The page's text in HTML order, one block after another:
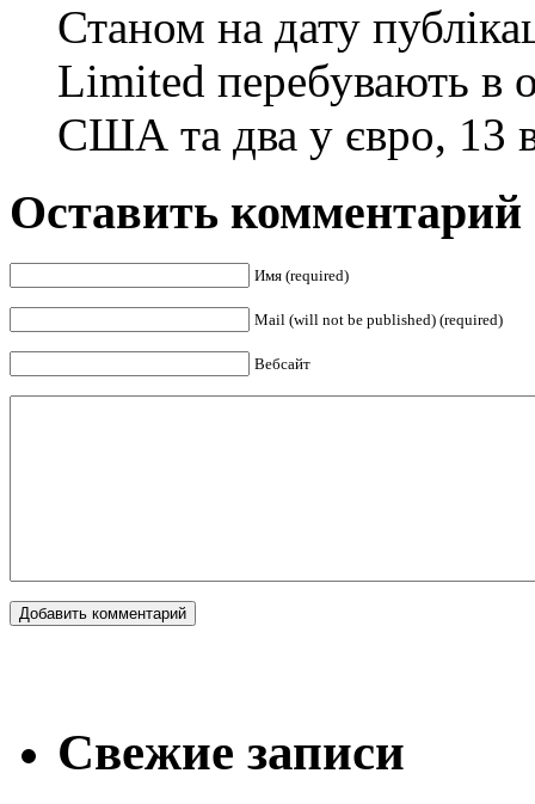
Станом на дату
Limited перебувають в
США та два у євро, 13
Оставить комментарий
Имя (required)
Mail (will not be published) (required)
Вебсайт
Свежие записи